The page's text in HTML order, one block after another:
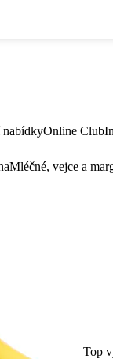
nabídkyOnline Club
Mléčné, vejce a
Top